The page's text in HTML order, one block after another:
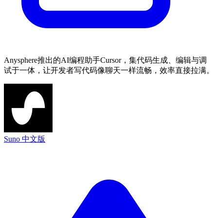
Anysphere推出的AI编程助手Cursor，集代码生成、编辑与调
试于一体，让开发者写代码像聊天一样流畅，效率直接拉满。
Suno 中文版